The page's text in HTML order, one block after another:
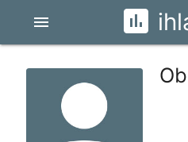
menu